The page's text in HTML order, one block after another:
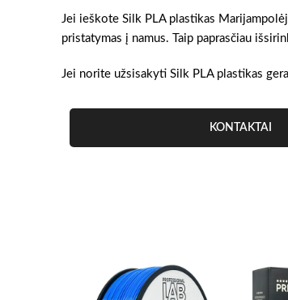
Jei ieškote Silk PLA plastikas
pristatymas į namus. Taip paprasčiau
Jei norite užsisakyti Silk PLA plastikas
KONTAKTAI